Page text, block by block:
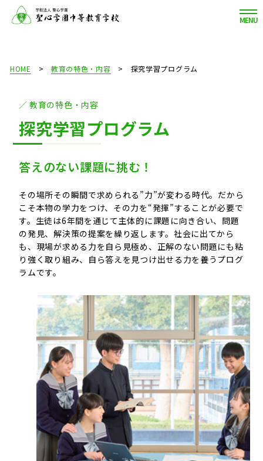
MENU
HOME 教育の特色・内容 探究学習プログラム
教育の特色・内容
探究学習プログラム
答えのない課題に挑む！
その場所その瞬間で求められる”力”が変わる時代。だから
こそ本物の学力をつけ、その力を“発揮”することが必要で
す。生徒は6年間を通じて主体的に課題に向き合い、問題
の発見、解決策の提案を繰り返します。社会に出てから
も、現場が求める力を自ら見極め、正解のない問題にも粘
り強く取り組み、自ら答えを見つけ出せる力を養うプログ
ラムです。